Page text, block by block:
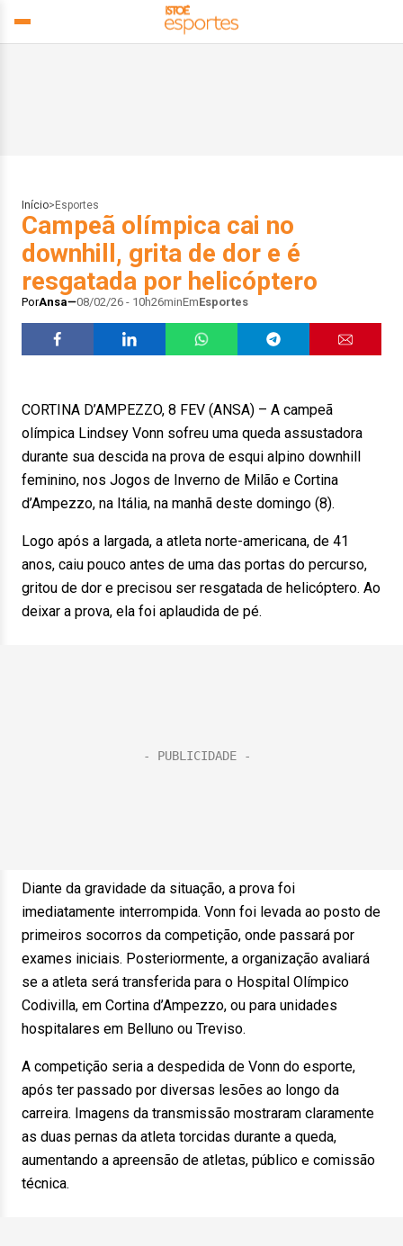
Início> Esportes
Campeã olímpica cai no
downhill, grita de dor e é
resgatada por helicóptero
PorAnsa 08/02/26 - 10h26minEmEsportes
CORTINA D’AMPEZZO, 8 FEV (ANSA) – A campeã
olímpica Lindsey Vonn sofreu uma queda assustadora
durante sua descida na prova de esqui alpino downhill
feminino, nos Jogos de Inverno de Milão e Cortina
d’Ampezzo, na Itália, na manhã deste domingo (8).
Logo após a largada, a atleta norte-americana, de 41
anos, caiu pouco antes de uma das portas do percurso,
gritou de dor e precisou ser resgatada de helicóptero. Ao
deixar a prova, ela foi aplaudida de pé.
Diante da gravidade da situação, a prova foi
imediatamente interrompida. Vonn foi levada ao posto de
primeiros socorros da competição, onde passará por
exames iniciais. Posteriormente, a organização avaliará
se a atleta será transferida para o Hospital Olímpico
Codivilla, em Cortina d’Ampezzo, ou para unidades
hospitalares em Belluno ou Treviso.
A competição seria a despedida de Vonn do esporte,
após ter passado por diversas lesões ao longo da
carreira. Imagens da transmissão mostraram claramente
as duas pernas da atleta torcidas durante a queda,
aumentando a apreensão de atletas, público e comissão
técnica.